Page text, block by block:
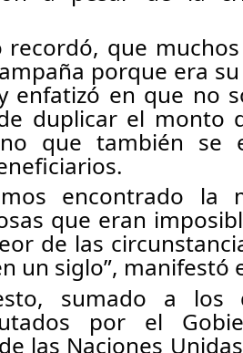
recordó, que
porque era
enfatizó en que no
duplicar el monto
que también se
encontrado la
que eran
de las
un siglo”, manifestó
sumado a los
por el
las Naciones